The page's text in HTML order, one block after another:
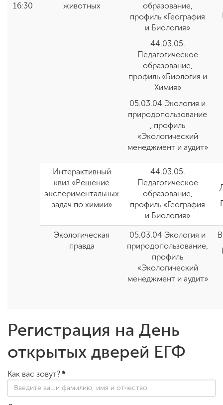
16:30
животных
образование,
профиль «География
и Биология»
44.03.05.
Педагогическое
образование,
профиль «Биология и
Химия»
05.03.04 Экология и
природопользование
, профиль
«Экологический
менеджмент и аудит»
Интерактивный
квиз «Решение
экспериментальных
задач по химии»
44.03.05.
Педагогическое
образование,
профиль «География
и Биология»
Экологическая
правда
05.03.04 Экология и
природопользование,
профиль
«Экологический
менеджмент и аудит»
Регистрация на День
открытых дверей ЕГФ
Как вас зовут?*